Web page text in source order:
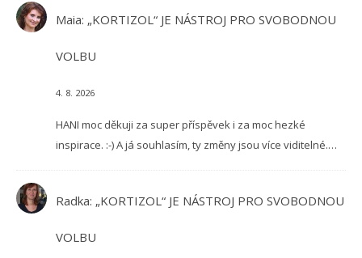
Maia: „KORTIZOL“ JE NÁSTROJ PRO SVOBODNOU
VOLBU
4. 8. 2026
HANI moc děkuji za super příspěvek i za moc hezké
inspirace. :-) A já souhlasím, ty změny jsou více viditelné.…
Radka: „KORTIZOL“ JE NÁSTROJ PRO SVOBODNOU
VOLBU